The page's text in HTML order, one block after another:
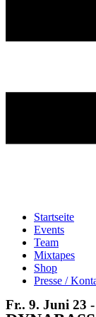
Startseite
Events
Team
Mixtapes
Shop
Presse /
Fr.. 9. Juni 23